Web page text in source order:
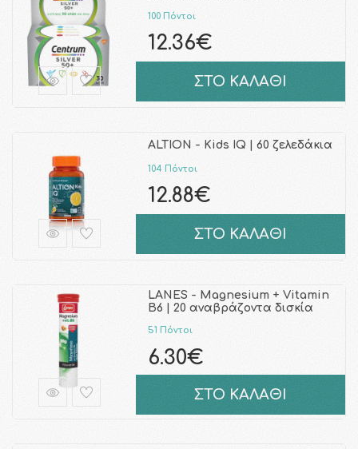
100 Πόντοι
12.36€
ΣΤΟ ΚΑΛΑΘΙ
ALTION - Kids IQ | 60 ζελεδάκια
104 Πόντοι
12.88€
ΣΤΟ ΚΑΛΑΘΙ
LANES - Magnesium + Vitamin
B6 | 20 αναβράζοντα δισκία
51 Πόντοι
6.30€
ΣΤΟ ΚΑΛΑΘΙ